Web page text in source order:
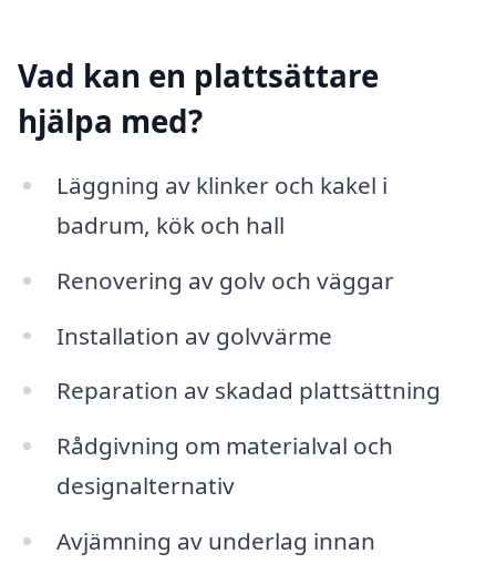
Vad kan en plattsättare
hjälpa med?
Läggning av klinker och kakel i
badrum, kök och hall
Renovering av golv och väggar
Installation av golvvärme
Reparation av skadad plattsättning
Rådgivning om materialval och
designalternativ
Avjämning av underlag innan